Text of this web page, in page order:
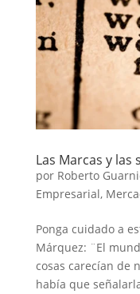
Las Marcas y las
por Roberto
Empresarial,
Ponga cuidado a
Márquez: ¨El
cosas carecían de
había que